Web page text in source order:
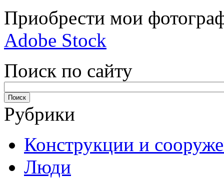
Приобрести мои
Adobe Stock
Поиск по сайту
Рубрики
Конструкции и
Люди